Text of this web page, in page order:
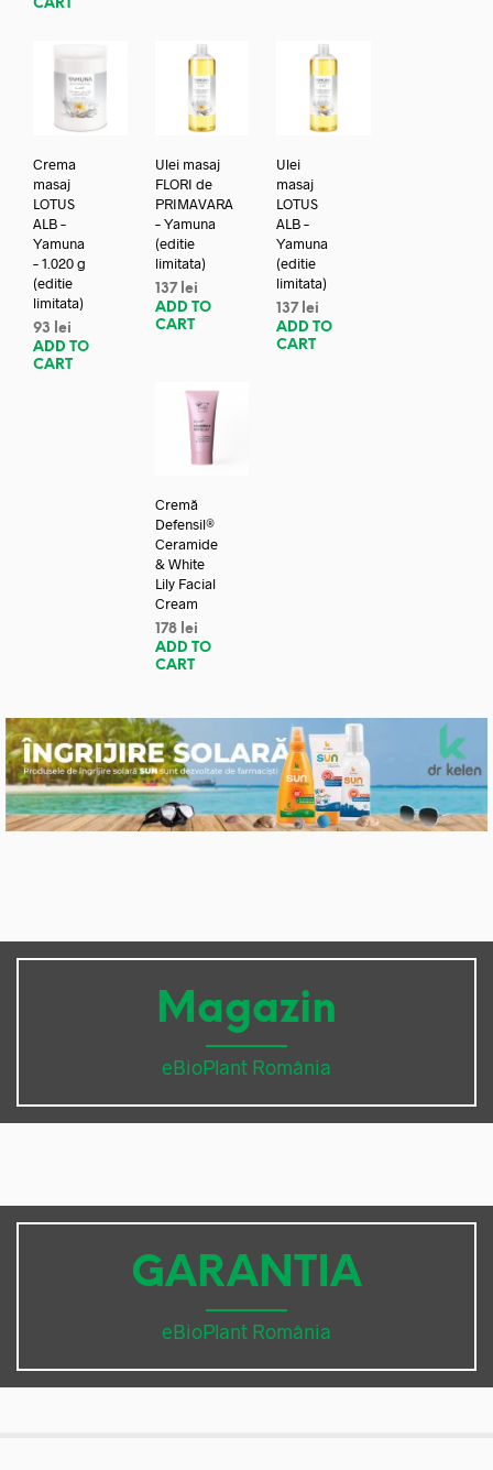
CART
Crema
masaj
LOTUS
ALB –
Yamuna
– 1.020 g
(editie
limitata)
93
lei
ADD TO
CART
Ulei masaj
FLORI de
PRIMAVARA
– Yamuna
(editie
limitata)
137 lei
ADD TO
CART
Ulei
masaj
LOTUS
ALB –
Yamuna
(editie
limitata)
137 lei
ADD TO
CART
Cremă
Defensil®
Ceramide
& White
Lily Facial
Cream
178 lei
ADD TO
CART
Magazin
eBioPlant România
GARANTIA
eBioPlant România